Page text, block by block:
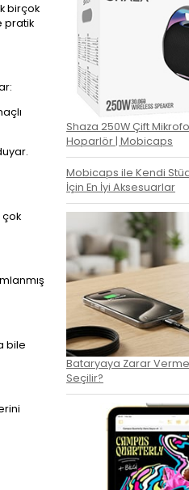
birçok
pratik
çok
bile
Shaza 250W Çift
Hoparlör | Mobicaps
Mobicaps ile Kendi
İçin En İyi Aksesuarlar
Bataryaya Zarar
Seçilir?